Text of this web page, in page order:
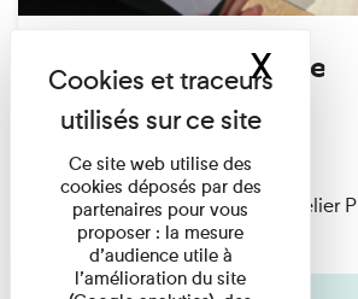
Atelier Photogramme
Familles
Du 23/08/2026 au 23/08/2026
Participez en famille à notre atelier
explorez une technique ...
Ce site web utilise des
cookies déposés par des
partenaires pour vous
proposer : la mesure
d’audience utile à
l’amélioration du site
X